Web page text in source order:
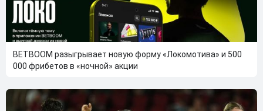
BETBOOM разыгрывает новую форму «Локомотива» и 500
000 фрибетов в «ночной» акции